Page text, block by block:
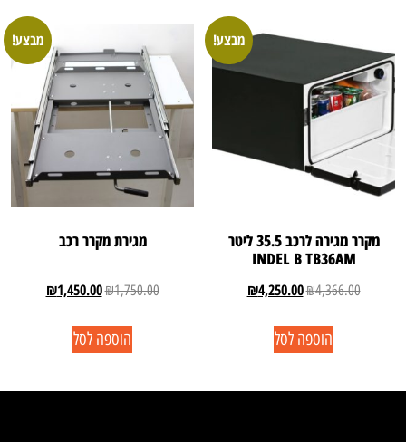
מבצע!
מקרר מגירה לרכב 35.5 ליטר
INDEL B TB36AM
₪4,366.00
₪4,250.00
הוספה לסל
מבצע!
מגירת מקרר רכב
₪1,750.00
₪1,450.00
הוספה לסל